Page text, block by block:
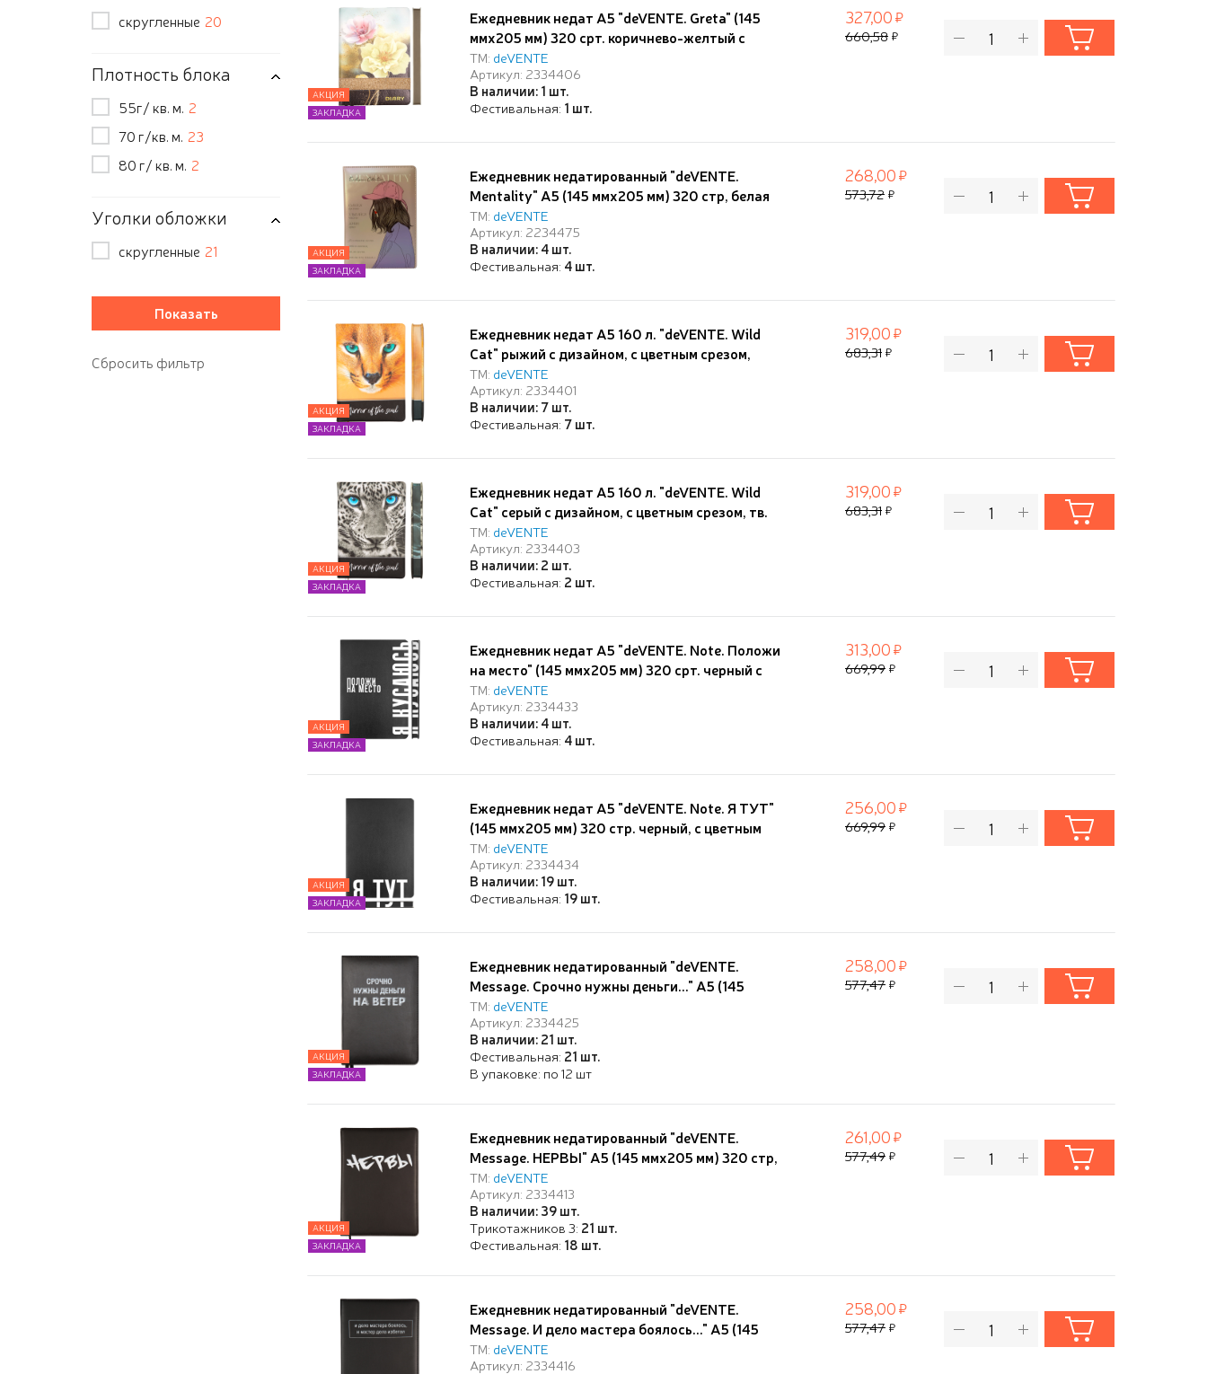
скругленные 20
Плотность блока
55г/ кв. м. 2
70 г/кв. м. 23
80 г/ кв. м. 2
Уголки обложки
скругленные 21
Ежедневник недат А5 "deVENTE. Greta" (145
ммx205 мм) 320 срт. коричнево-желтый с
цветами, с черным срезом, печать в 2 краски,
мягкая обложка из искусственной кожи,
цветная печать, горизонтальная резинка,
тиснение фольгой, перфорация, закругленные
ТМ: deVENTE
Артикул: 2334406
В наличии: 1 шт.
Фестивальная: 1 шт.
АКЦИЯ
ЗАКЛАДКА
327,00
660,58
Ежедневник недатированный "deVENTE.
Mentality" A5 (145 ммx205 мм) 320 стр, белая
бумага 70 г/м², печать в 2 краски, твердая
обложка из искусственной кожи с поролоном,
цветная печать, отстрочка, перфорация,
закругленные уголки, 2 ляссе, в термоусадочн
ТМ: deVENTE
Артикул: 2234475
В наличии: 4 шт.
Фестивальная: 4 шт.
АКЦИЯ
ЗАКЛАДКА
268,00
573,72
Ежедневник недат А5 160 л. "deVENTE. Wild
Cat" рыжий с дизайном, с цветным срезом,
тв.обложка из искусственной кожи с
поролоном, цветная печать, отсрочка,
перфорация, закругленные уголки, 2 ляссе, в
термоусадочной пленке,
ТМ: deVENTE
Артикул: 2334401
В наличии: 7 шт.
Фестивальная: 7 шт.
АКЦИЯ
ЗАКЛАДКА
319,00
683,31
Ежедневник недат А5 160 л. "deVENTE. Wild
Cat" серый с дизайном, с цветным срезом, тв.
обложка из искусственной кожи с поролоном,
цветная печать, отсрочка, перфорация,
закругленные уголки, 2 ляссе, в
термоусадочной пленке,
ТМ: deVENTE
Артикул: 2334403
В наличии: 2 шт.
Фестивальная: 2 шт.
АКЦИЯ
ЗАКЛАДКА
319,00
683,31
Ежедневник недат А5 "deVENTE. Note. Положи
на место" (145 ммx205 мм) 320 срт. черный с
цветным срезом, печать в 2 краски, мягкая
обложка из искусственной кожи,
шелкография, черный форзац, перфорация,
закругленные уголки, 2 ляссе, в
ТМ: deVENTE
Артикул: 2334433
В наличии: 4 шт.
Фестивальная: 4 шт.
АКЦИЯ
ЗАКЛАДКА
313,00
669,99
Ежедневник недат А5 "deVENTE. Note. Я ТУТ"
(145 ммx205 мм) 320 стр. черный, с цветным
срезом, мягкая обложка из искусственной
кожи, шелкография, черный форзац,
перфорация, закругленные уголки, 2 ляссе, в
термоусадочной пленке
ТМ: deVENTE
Артикул: 2334434
В наличии: 19 шт.
Фестивальная: 19 шт.
АКЦИЯ
ЗАКЛАДКА
256,00
669,99
Ежедневник недатированный "deVENTE.
Message. Срочно нужны деньги..." A5 (145
ммx205 мм) 320 стр, белая бумага 70 г/м²,
печать в 2 краски, твердая обложка из
искусственной кожи с поролоном,
шелкография, черный форзац, отсрочка,
перфорация, закругленны
ТМ: deVENTE
Артикул: 2334425
В наличии: 21 шт.
Фестивальная: 21 шт.
В упаковке: по 12 шт
АКЦИЯ
ЗАКЛАДКА
258,00
577,47
Ежедневник недатированный "deVENTE.
Message. НЕРВЫ" A5 (145 ммx205 мм) 320 стр,
белая бумага 70 г/м², печать в 2 краски,
твердая обложка из искусственной кожи с
поролоном, шелкография, черный форзац,
отсрочка, перфорация, закругленные уголки, 2
ляссе
ТМ: deVENTE
Артикул: 2334413
В наличии: 39 шт.
Трикотажников 3: 21 шт.
Фестивальная: 18 шт.
АКЦИЯ
ЗАКЛАДКА
261,00
577,49
Ежедневник недатированный "deVENTE.
Message. И дело мастера боялось..." A5 (145
ммx205 мм) 320 стр, белая бумага 70 г/м²,
печать в 2 краски, твердая обложка из
ТМ: deVENTE
Артикул: 2334416
258,00
577,47